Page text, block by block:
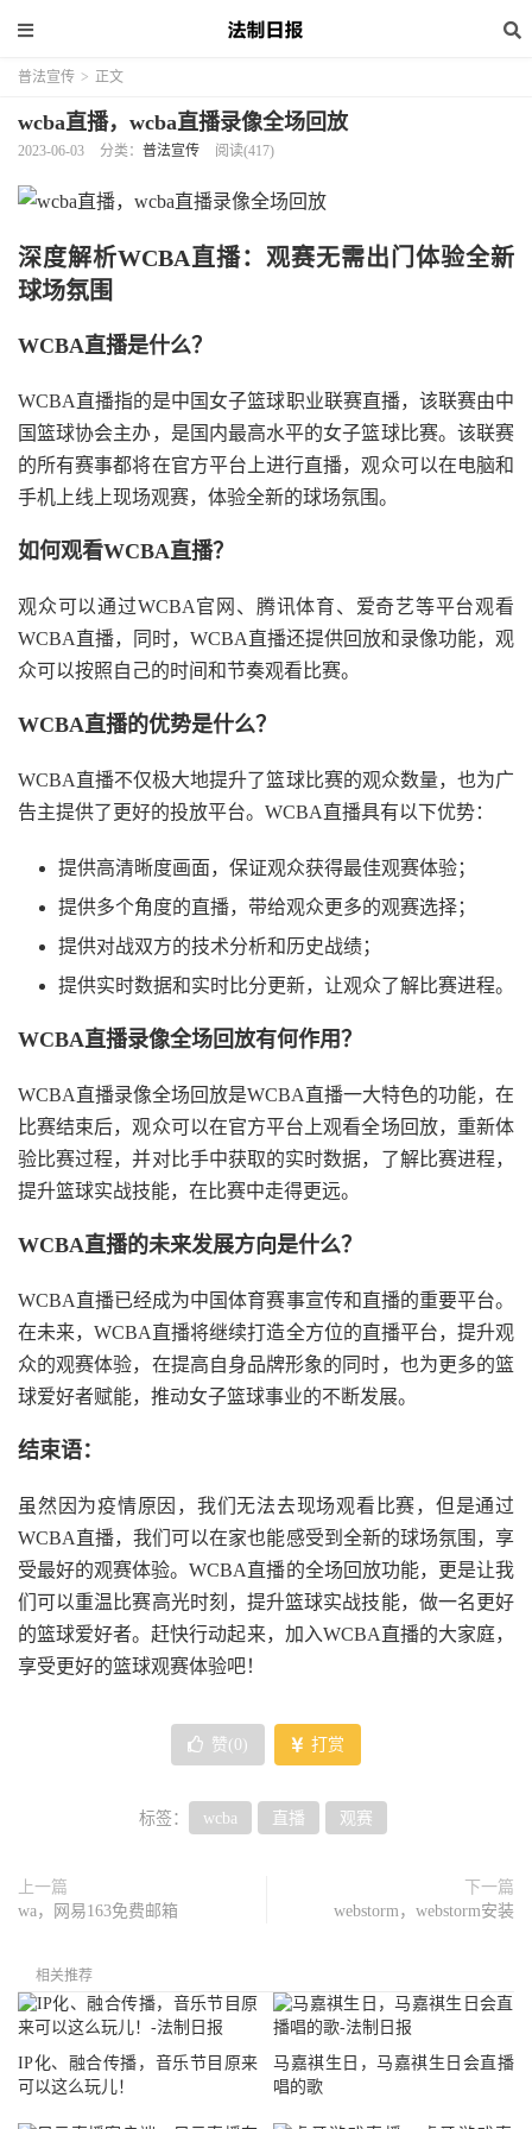
普法宣传 > 正文
wcba直播，wcba直播录像全场回放
2023-06-03 分类： 普法宣传 阅读(417)
深度解析WCBA直播：观赛无需出门体验全新
球场氛围
WCBA直播是什么？
WCBA直播指的是中国女子篮球职业联赛直播，该联赛由中
国篮球协会主办，是国内最高水平的女子篮球比赛。该联赛
的所有赛事都将在官方平台上进行直播，观众可以在电脑和
手机上线上现场观赛，体验全新的球场氛围。
如何观看WCBA直播？
观众可以通过WCBA官网、腾讯体育、爱奇艺等平台观看
WCBA直播，同时，WCBA直播还提供回放和录像功能，观
众可以按照自己的时间和节奏观看比赛。
WCBA直播的优势是什么？
WCBA直播不仅极大地提升了篮球比赛的观众数量，也为广
告主提供了更好的投放平台。WCBA直播具有以下优势：
提供高清晰度画面，保证观众获得最佳观赛体验；
提供多个角度的直播，带给观众更多的观赛选择；
提供对战双方的技术分析和历史战绩；
提供实时数据和实时比分更新，让观众了解比赛进程。
WCBA直播录像全场回放有何作用？
WCBA直播录像全场回放是WCBA直播一大特色的功能，在
比赛结束后，观众可以在官方平台上观看全场回放，重新体
验比赛过程，并对比手中获取的实时数据，了解比赛进程，
提升篮球实战技能，在比赛中走得更远。
WCBA直播的未来发展方向是什么？
WCBA直播已经成为中国体育赛事宣传和直播的重要平台。
在未来，WCBA直播将继续打造全方位的直播平台，提升观
众的观赛体验，在提高自身品牌形象的同时，也为更多的篮
球爱好者赋能，推动女子篮球事业的不断发展。
结束语：
虽然因为疫情原因，我们无法去现场观看比赛，但是通过
WCBA直播，我们可以在家也能感受到全新的球场氛围，享
受最好的观赛体验。WCBA直播的全场回放功能，更是让我
们可以重温比赛高光时刻，提升篮球实战技能，做一名更好
的篮球爱好者。赶快行动起来，加入WCBA直播的大家庭，
享受更好的篮球观赛体验吧！
赞( 0 ) 打赏
标签： wcba 直播 观赛
上一篇
wa，网易163免费邮箱
下一篇
webstorm，webstorm安装
相关推荐
IP化、融合传播，音乐节目原来
可以这么玩儿！
马嘉祺生日，马嘉祺生日会直播
唱的歌